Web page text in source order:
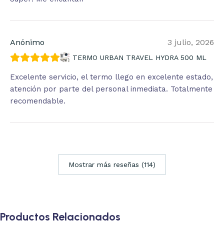
Anónimo 3 julio, 2026
TERMO URBAN TRAVEL HYDRA 500 ML
Excelente servicio, el termo llego en excelente estado,
atención por parte del personal inmediata. Totalmente
recomendable.
Mostrar más reseñas (114)
Productos Relacionados